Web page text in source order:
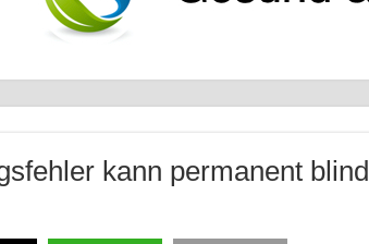
kann permanent blind